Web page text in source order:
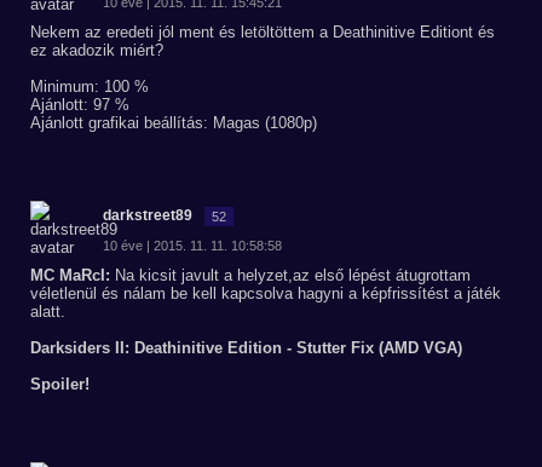
Nekem az eredeti jól ment és letöltöttem a Deathinitive Editiont és
ez akadozik miért?
Minimum: 100 %
Ajánlott: 97 %
Ajánlott grafikai beállítás: Magas (1080p)
darkstreet89 52
10 éve | 2015. 11. 11. 10:58:58
MC MaRcI: Na kicsit javult a helyzet,az első lépést átugrottam
véletlenül és nálam be kell kapcsolva hagyni a képfrissítést a játék
alatt.
Darksiders II: Deathinitive Edition - Stutter Fix (AMD VGA)
Spoiler!